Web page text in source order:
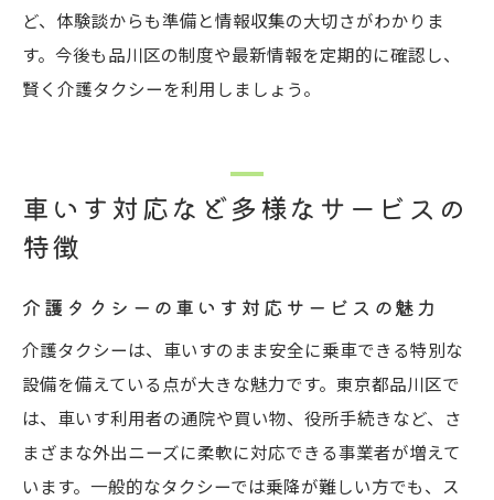
ど、体験談からも準備と情報収集の大切さがわかりま
す。今後も品川区の制度や最新情報を定期的に確認し、
賢く介護タクシーを利用しましょう。
車いす対応など多様なサービスの
特徴
介護タクシーの車いす対応サービスの魅力
介護タクシーは、車いすのまま安全に乗車できる特別な
設備を備えている点が大きな魅力です。東京都品川区で
は、車いす利用者の通院や買い物、役所手続きなど、さ
まざまな外出ニーズに柔軟に対応できる事業者が増えて
います。一般的なタクシーでは乗降が難しい方でも、ス